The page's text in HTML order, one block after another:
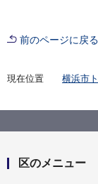
前のページに戻る
現在位置 横浜市
区のメニュー